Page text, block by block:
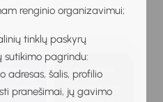
renginio organizavimui;
tinklų paskyrų
sutikimo pagrindu:
adresas, šalis, profilio
pranešimai, jų gavimo